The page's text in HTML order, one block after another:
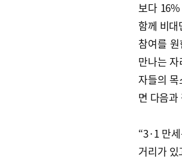
보다
함께 비대
참여를
만나는
자들의
면 다음과
“3·1 만
거리가